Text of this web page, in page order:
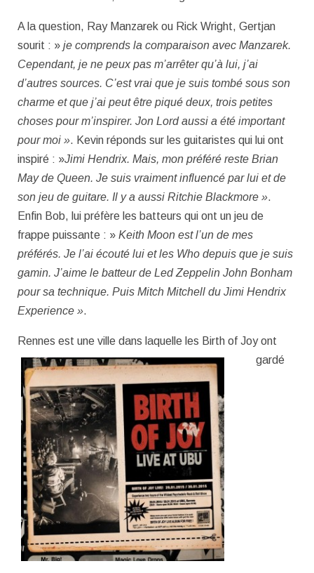
A la question, Ray Manzarek ou Rick Wright, Gertjan
sourit : » je comprends la comparaison avec Manzarek.
Cependant, je ne peux pas m’arrêter qu’à lui, j’ai
d’autres sources. C’est vrai que je suis tombé sous son
charme et que j’ai peut être piqué deux, trois petites
choses pour m’inspirer. Jon Lord aussi a été important
pour moi ». Kevin réponds sur les guitaristes qui lui ont
inspiré : »Jimi Hendrix. Mais, mon préféré reste Brian
May de Queen. Je suis vraiment influencé par lui et de
son jeu de guitare. Il y a aussi Ritchie Blackmore ».
Enfin Bob, lui préfère les batteurs qui ont un jeu de
frappe puissante : » Keith Moon est l’un de mes
préférés. Je l’ai écouté lui et les Who depuis que je suis
gamin. J’aime le batteur de Led Zeppelin John Bonham
pour sa technique. Puis Mitch Mitchell du Jimi Hendrix
Experience ».
Rennes est une vill e dans laquelle les Birth of Joy ont
gardé